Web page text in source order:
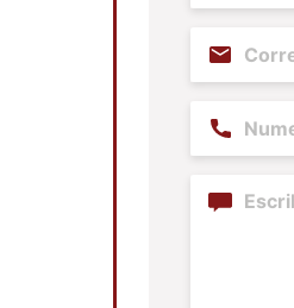
Email
Phone
Content